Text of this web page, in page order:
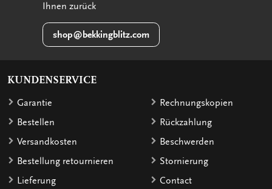
Ihnen zurück
shop@bekkingblitz.com
KUNDENSERVICE
Garantie
Bestellen
Versandkosten
Bestellung retournieren
Lieferung
Rechnungskopien
Rückzahlung
Beschwerden
Stornierung
Contact